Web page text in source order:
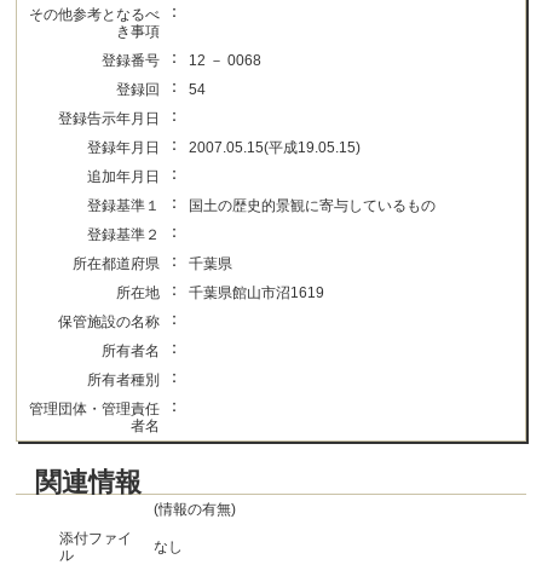
その他参考となるべ
き事項
：
登録番号 ：
12 － 0068
登録回
：
54
登録告示年月日
：
登録年月日 ：
2007.05.15(平成19.05.15)
追加年月日
：
登録基準１ ：
国土の歴史的景観に寄与しているもの
登録基準２
：
所在都道府県 ：
千葉県
所在地
：
千葉県館山市沼1619
保管施設の名称
：
所有者名 ：
所有者種別 ：
管理団体・管理責任
者名
：
関連情報
(情報の有無)
添付ファイ
ル
なし